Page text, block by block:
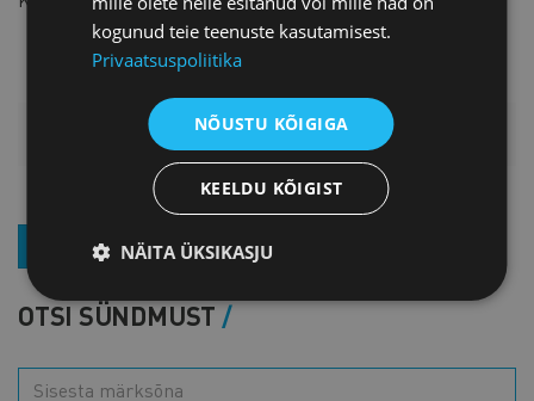
LISAINFO
LIITU UUDISKIRJAGA
OTSI SÜNDMUST
kogunud teie teenuste kasutamisest.
Privaatsuspoliitika
NÕUSTU KÕIGIGA
KEELDU KÕIGIST
NÄITA ÜKSIKASJU